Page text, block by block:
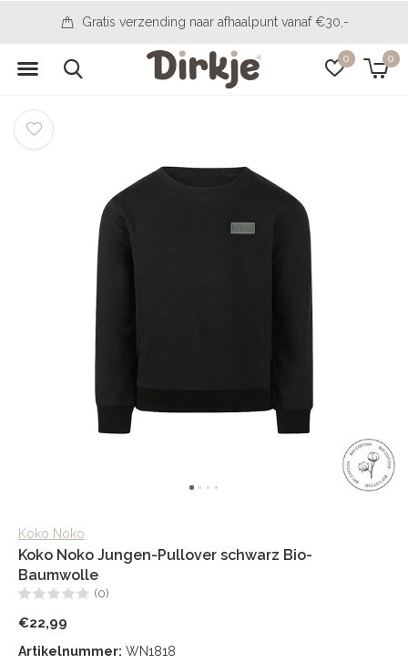
0 0
Gratis verzending naar afhaalpunt vanaf €30,-
Koko Noko
Koko Noko Jungen-Pullover schwarz Bio-
Baumwolle
(0)
€22,99
Artikelnummer: WN1818